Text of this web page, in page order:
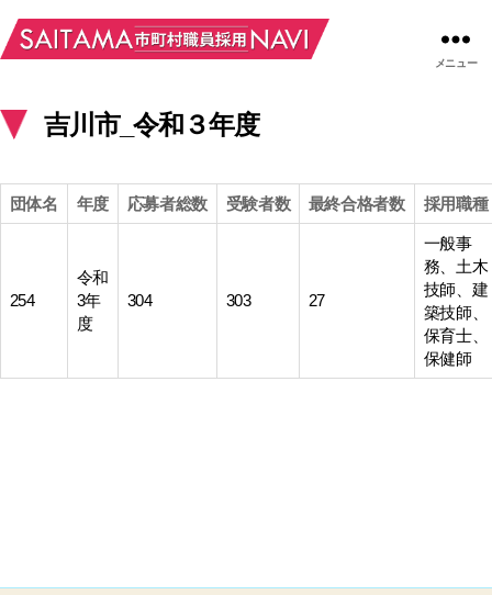
メニュー
吉川市_令和３年度
団体名 年度 応募者総数 受験者数 最終合格者数 採用職種
254
令和
3年
度
304 303 27
一般事
務、土木
技師、建
築技師、
保育士、
保健師